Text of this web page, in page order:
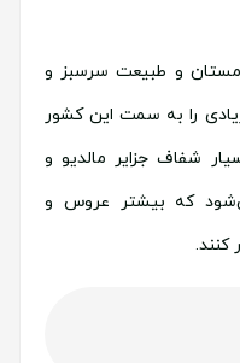
و طبیعت سرسبز و
را به سمت این کشور
شفاف جزایر مالدیو و
که بیشتر عروس و
کنند.